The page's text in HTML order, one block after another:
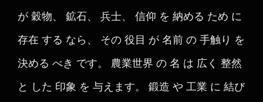
が 穀物、 鉱石、 兵士、 信仰 を 納める ため に
存在 する なら、 その 役目 が 名前 の 手触り を
決める べき です。 農業世界 の 名 は 広く 整然
と した 印象 を 与えます。 鍛造 や 工業 に 結び